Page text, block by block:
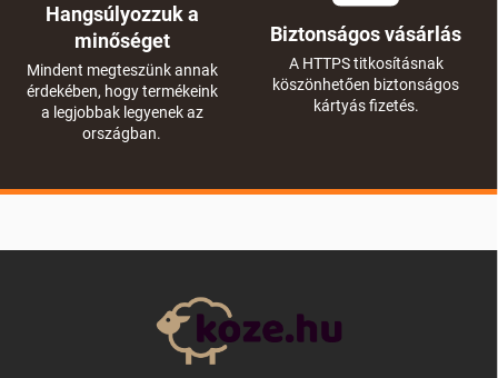
Hangsúlyozzuk a
minőséget
Mindent megteszünk annak
érdekében, hogy termékeink
a legjobbak legyenek az
országban.
Biztonságos vásárlás
A HTTPS titkosításnak
köszönhetően biztonságos
kártyás fizetés.